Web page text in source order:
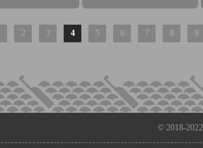
2 3 4 5 6 7 8 9
© 2018-2022